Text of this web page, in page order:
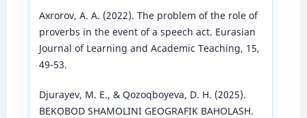
Axrorov, A. A. (2022). The problem of the role of
proverbs in the event of a speech act. Eurasian
Journal of Learning and Academic Teaching, 15,
49-53.
Djurayev, M. E., & Qozoqboyeva, D. H. (2025).
BEKOBOD SHAMOLINI GEOGRAFIK BAHOLASH.